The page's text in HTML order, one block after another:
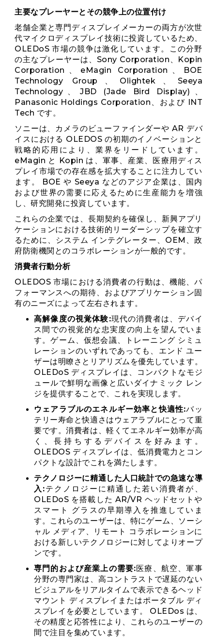
主要なプレーヤーとその競争上の位置付け
老舗企業と専門ディスプレイメーカーの両方が次世
代マイクロディスプレイ技術に投資しているため、
OLEDoS 市場の競争は激化しています。この分野
の主なプレーヤーは、Sony Corporation、Kopin
Corporation、eMagin Corporation、BOE
Technology Group、Olightek、Seeya
Technology、JBD (Jade Bird Display)、
Panasonic Holdings Corporation、および INT
Tech です。
ソニーは、カメラのビューファインダーや AR デバ
イスにおける OLEDOS の初期のイノベーションと
戦略的応用により、業界をリードしています。
eMagin と Kopin は、軍事、産業、医療用ディス
プレイ市場での存在感を拡大することに注力してい
ます。 BOE や Seeya などのアジア企業は、国内
および世界の需要に応えるために生産能力を増強
し、研究開発に投資しています。
これらの企業では、長期契約を確保し、新興アプリ
ケーションにおける技術的リーダーシップを確立す
るために、システム インテグレーター、OEM、政
府防衛機関とのコラボレーションが一般的です。
消費者行動分析
OLEDOS 市場における消費者の行動は、機能、パ
フォーマンスへの期待、およびアプリケーション固
有のニーズによって左右されます。
高解像度の視覚体験:現代の消費者は、デバイ
ス間での視覚的な忠実度の向上を望んでいま
す。ゲーム、仮想会議、トレーニング シミュ
レーションのいずれであっても、エンド ユー
ザーは明瞭さとリアリズムを優先しています。
OLEDoS ディスプレイは、コンパクトなモジ
ュールで鮮明な画像と広いダイナミック レン
ジを提供することで、これを実現します。
ウェアラブルのエネルギー効率と快適性:バッ
テリー寿命と快適さはウェアラブルにとって重
要です。消費者は、軽くてエネルギー効率が高
く、長持ちするデバイスを好みます。
OLEDOS ディスプレイは、低消費電力とコン
パクトな設計でこれを満たします。
テクノロジーに精通した人口統計での急速な導
入:テクノロジーに精通した若い消費者が、
OLEDoS を搭載した AR/VR ヘッドセットや
スマート グラスの早期導入を推進していま
す。これらのユーザーは、特にゲーム、ソーシ
ャル メディア、リモート コラボレーションに
おける新しいテクノロジーに対してよりオープ
ンです。
専門的および産業上の需要:医療、航空、軍事
分野の専門家は、高コントラストで遅延のない
ビジュアルをリアルタイムで表示できるヘッド
マウント ディスプレイまたはポータブル ディ
スプレイを必要としています。 OLEDos は、
その精度と応答性により、これらのユーザーの
間で注目を集めています。